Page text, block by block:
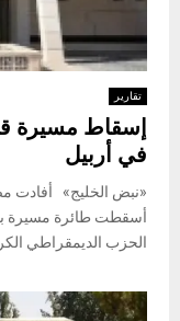
تقارير
إسقاط مسيرة
في أربيل
«نبض الخليج» أفادت
أسقطت طائرة مسيرة
الحزب الديمقراطي